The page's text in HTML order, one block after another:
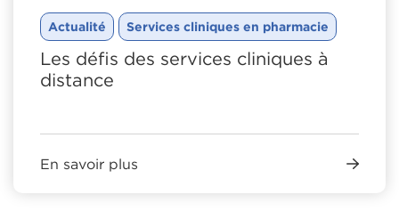
Actualité Services cliniques en pharmacie
Les défis des services cliniques à
distance
En savoir plus